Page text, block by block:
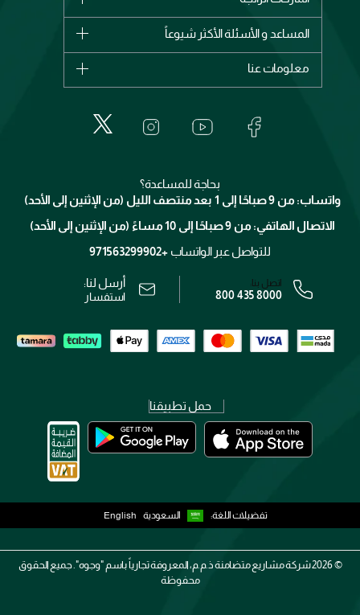
الأكثر مبيعاً
اشترِ بطاقة هدية
بربري
إيف سان لوران
المساعد و الأسئلة الأكثر شيوعاً
الإرجاع
معلومات عنا
خدمات المعارض
برنامج الولاء ميوز
الوظائف
الشروط و الأحكام
رقم السجل التجاري: 7013320481 — صادر من وزارة التجارة
بحاجة للمساعدة؟
واتساب: من 9 صباحًا إلى 1 بعد منتصف الليل (من الإثنين إلى الأحد)
الاتصال الهاتفي: من 9 صباحًا إلى 10 مساءً (من الإثنين إلى الأحد)
للتواصل عبر الواتساب +971563299902
اتصل بنا:
800 435 8000
أرسل لنا:
استفسار
حمل تطبيقنا
تفضيلات اللغة: السعودية English
2026 ©شركة مشاريع متضامنة ذ.م.م، المعروفة تجارياً باسم "وجوه". جميع الحقوق
محفوظة